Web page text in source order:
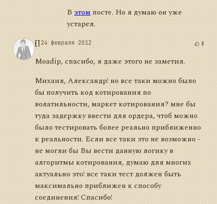
В этом посте. Но я думаю он уже
устарел.
ET24 февраля 2012 0
Moadip, спасибо, я даже этого не заметил.
Михаил, Александр! но все таки можно было
бы получить код котирования по
волатильности, маркет котирования? мне бы
туда задержку ввести для ордера, чтоб можно
было тестировать более реально приближенно
к реальности. Если все таки это не возможно -
не могли бы Вы вести данную логику в
алгоритмы котирования, думаю для многих
актуально это! все таки тест должен быть
максимально приближен к способу
соединения! Спасибо!